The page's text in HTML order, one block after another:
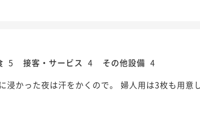
5 接客・サービス 4 その他設備 4
浸かった夜は汗をかくので。 婦人用は3枚も用意